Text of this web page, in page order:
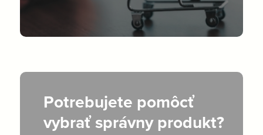
Potrebujete pomôcť
vybrať správny produkt?